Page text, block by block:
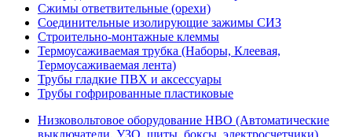
Сжимы ответвительные (орехи)
Соединительные изолирующие зажимы СИЗ
Строительно-монтажные клеммы
Термоусаживаемая трубка (Наборы, Клеевая,
Термоусаживаемая лента)
Трубы гладкие ПВХ и аксессуары
Трубы гофрированные пластиковые
Низковольтовое оборудование НВО (Автоматические
выключатели, УЗО, щиты, боксы, электросчетчики)